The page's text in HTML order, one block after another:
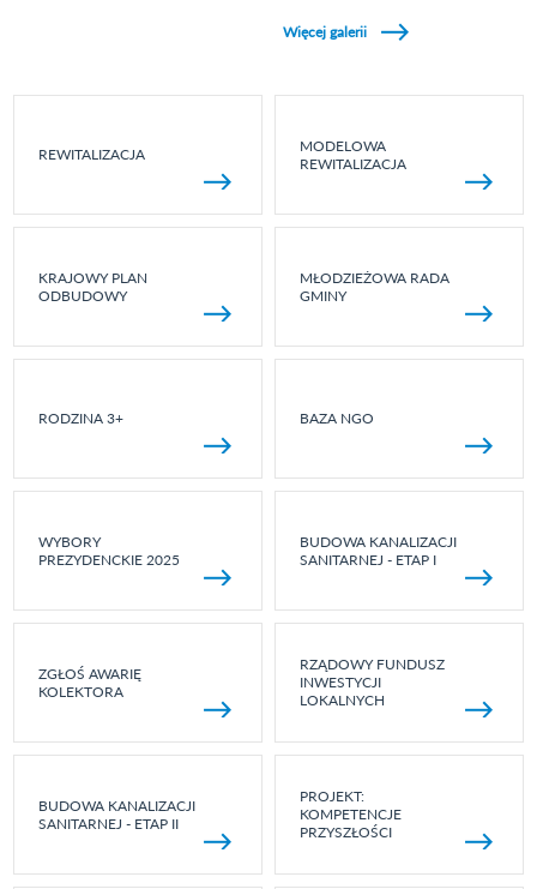
Więcej galerii
REWITALIZACJA
MODELOWA
REWITALIZACJA
KRAJOWY PLAN
ODBUDOWY
MŁODZIEŻOWA RADA
GMINY
RODZINA 3+ BAZA NGO
WYBORY
PREZYDENCKIE 2025
BUDOWA KANALIZACJI
SANITARNEJ - ETAP I
ZGŁOŚ AWARIĘ
KOLEKTORA
RZĄDOWY FUNDUSZ
INWESTYCJI
LOKALNYCH
BUDOWA KANALIZACJI
SANITARNEJ - ETAP II
PROJEKT:
KOMPETENCJE
PRZYSZŁOŚCI